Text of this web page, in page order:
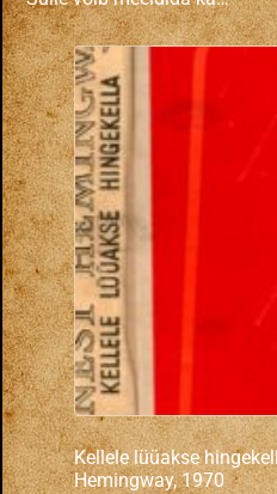
Kellele lüüakse
Hemingway, 1970